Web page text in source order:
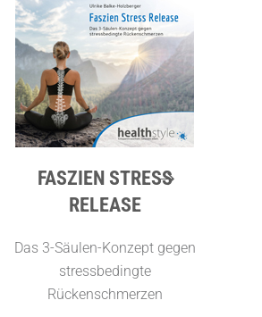
FASZIEN STRESS
RELEASE
Das 3-Säulen-Konzept gegen
stressbedingte
Rückenschmerzen